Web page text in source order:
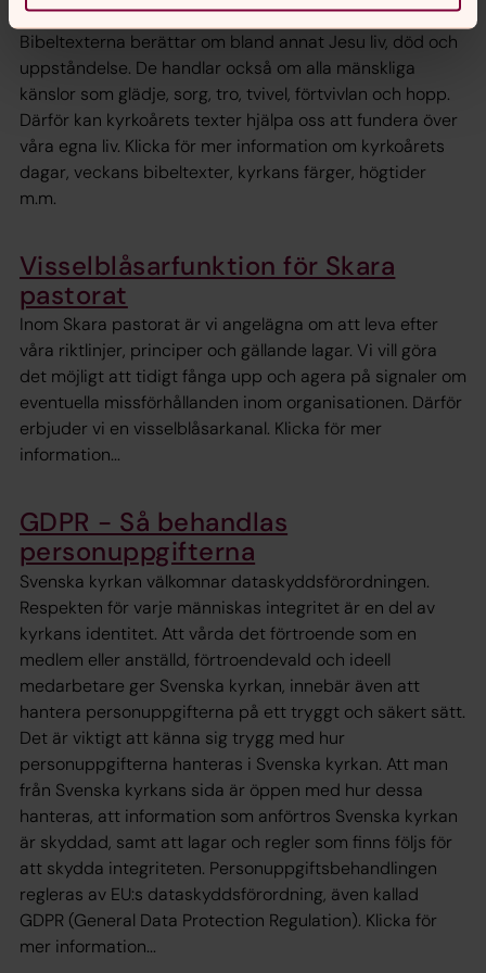
eget namn, eget tema och egna bibeltexter.
Bibeltexterna berättar om bland annat Jesu liv, död och
uppståndelse. De handlar också om alla mänskliga
känslor som glädje, sorg, tro, tvivel, förtvivlan och hopp.
Därför kan kyrkoårets texter hjälpa oss att fundera över
våra egna liv. Klicka för mer information om kyrkoårets
dagar, veckans bibeltexter, kyrkans färger, högtider
m.m.
Visselblåsarfunktion för Skara
pastorat
Inom Skara pastorat är vi angelägna om att leva efter
våra riktlinjer, principer och gällande lagar. Vi vill göra
det möjligt att tidigt fånga upp och agera på signaler om
eventuella missförhållanden inom organisationen. Därför
erbjuder vi en visselblåsarkanal. Klicka för mer
information...
GDPR - Så behandlas
personuppgifterna
Svenska kyrkan välkomnar dataskyddsförordningen.
Respekten för varje människas integritet är en del av
kyrkans identitet. Att vårda det förtroende som en
medlem eller anställd, förtroendevald och ideell
medarbetare ger Svenska kyrkan, innebär även att
hantera personuppgifterna på ett tryggt och säkert sätt.
Det är viktigt att känna sig trygg med hur
personuppgifterna hanteras i Svenska kyrkan. Att man
från Svenska kyrkans sida är öppen med hur dessa
hanteras, att information som anförtros Svenska kyrkan
är skyddad, samt att lagar och regler som finns följs för
att skydda integriteten. Personuppgiftsbehandlingen
regleras av EU:s dataskyddsförordning, även kallad
GDPR (General Data Protection Regulation). Klicka för
mer information...